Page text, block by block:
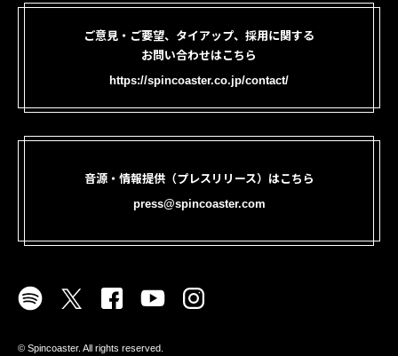
ご意見・ご要望、タイアップ、採用に関する
お問い合わせはこちら
https://spincoaster.co.jp/contact/
音源・情報提供（プレスリリース）はこちら
press@spincoaster.com
©︎ Spincoaster. All rights reserved.